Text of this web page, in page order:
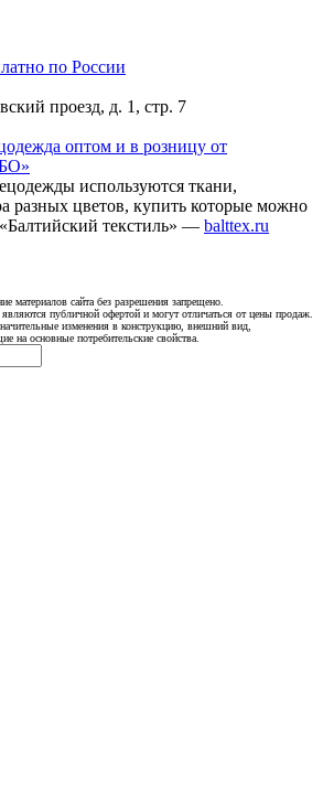
по России
проезд, д. 1, стр. 7
оптом и в розницу от
используются ткани,
разных цветов, купить которые можно
текстиль» — balttex.ru
материалов сайта без разрешения запрещено.
публичной офертой и могут отличаться от цены продаж.
изменения в конструкцию, внешний вид,
на основные потребительские свойства.